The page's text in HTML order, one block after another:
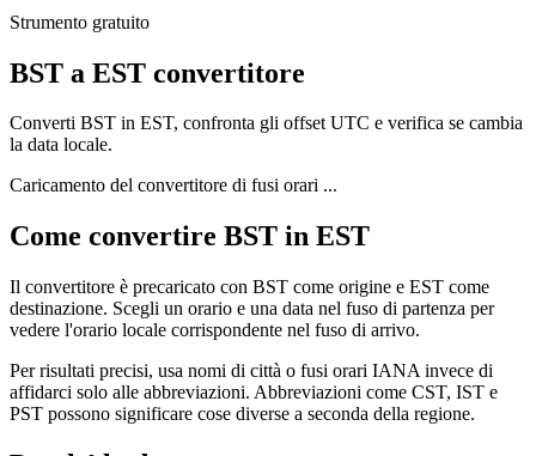
Strumento gratuito
BST a EST convertitore
Converti BST in EST, confronta gli offset UTC e verifica se cambia
la data locale.
Caricamento del convertitore di fusi orari ...
Come convertire BST in EST
Il convertitore è precaricato con BST come origine e EST come
destinazione. Scegli un orario e una data nel fuso di partenza per
vedere l'orario locale corrispondente nel fuso di arrivo.
Per risultati precisi, usa nomi di città o fusi orari IANA invece di
affidarci solo alle abbreviazioni. Abbreviazioni come CST, IST e
PST possono significare cose diverse a seconda della regione.